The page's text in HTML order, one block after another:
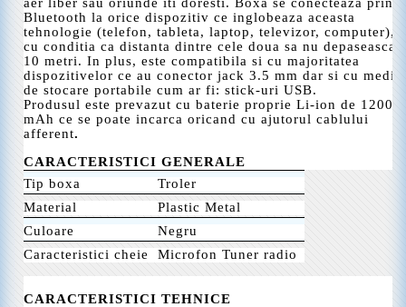
Bluetooth la orice dispozitiv ce inglobeaza aceasta
tehnologie (telefon, tableta, laptop, televizor, computer),
cu conditia ca distanta dintre cele doua sa nu depaseasca
10 metri. In plus, este compatibila si cu majoritatea
dispozitivelor ce au conector jack 3.5 mm dar si cu medii
de stocare portabile cum ar fi: stick-uri USB.
Produsul este prevazut cu baterie proprie Li-ion de 1200
mAh ce se poate incarca oricand cu ajutorul cablului
afferent.
CARACTERISTICI GENERALE
Tip boxa
Troler
Material
Plastic Metal
Culoare
Negru
Caracteristici cheie
Microfon Tuner radio
CARACTERISTICI TEHNICE